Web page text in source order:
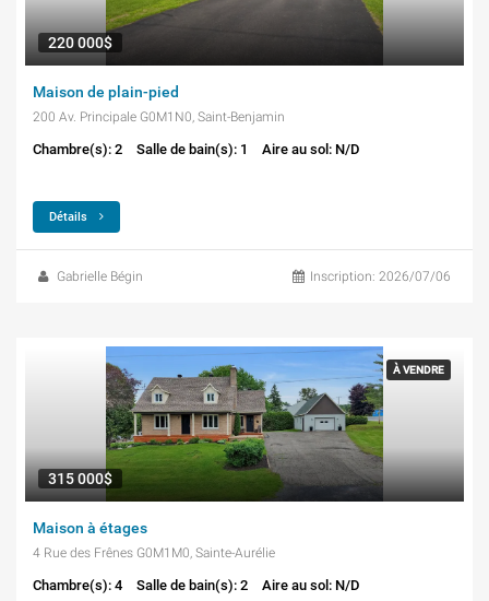
220 000$
Maison de plain-pied
200 Av. Principale G0M1N0, Saint-Benjamin
Chambre(s): 2 Salle de bain(s): 1 Aire au sol: N/D
Détails
Gabrielle Bégin Inscription: 2026/07/06
À VENDRE
315 000$
Maison à étages
4 Rue des Frênes G0M1M0, Sainte-Aurélie
Chambre(s): 4 Salle de bain(s): 2 Aire au sol: N/D